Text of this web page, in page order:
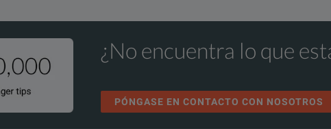
0.01 to 26.5 20 13
25 18
2 to 26.5 30 30
¿No encuentra lo que
PÓNGASE EN CONTACTO CON NOSOTROS